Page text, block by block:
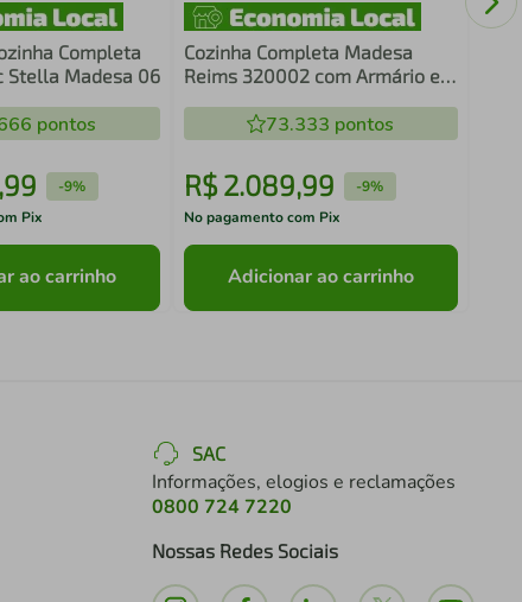
Completa
Stella Madesa 06
pontos
,99 -9%
Pix
ao carrinho
Cozinha Completa Madesa
Reims 320002 com Armário e
73.333 pontos
R$ 2.089,99 -9%
No pagamento com Pix
Adicionar ao carrinho
SAC
Informações, elogios e reclamações
0800 724 7220
Nossas Redes Sociais